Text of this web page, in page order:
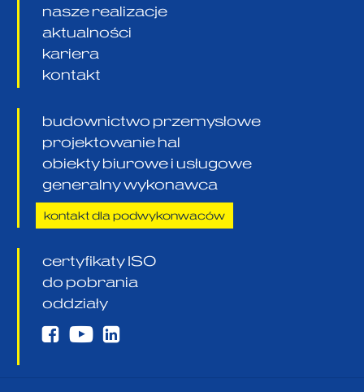
nasze realizacje
aktualności
kariera
kontakt
budownictwo przemysłowe
projektowanie hal
obiekty biurowe i usługowe
generalny wykonawca
kontakt dla podwykonwaców
certyfikaty ISO
do pobrania
oddziały